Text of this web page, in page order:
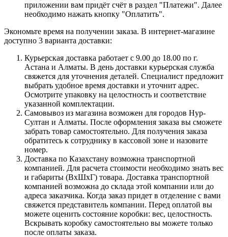
приложении вам придёт счёт в раздел "Платежи". Далее
необходимо нажать кнопку "Оплатить".
Экономьте время на получении заказа. В интернет-магазине
доступно 3 варианта доставки:
Курьерская доставка работает с 9.00 до 18.00 по г.
Астана и Алматы. В день доставки курьерская служба
свяжется для уточнения деталей. Специалист предложит
выбрать удобное время доставки и уточнит адрес.
Осмотрите упаковку на целостность и соответствие
указанной комплектации.
Самовывоз из магазина возможен для городов Нур-
Султан и Алматы. После оформления заказа вы сможете
забрать товар самостоятельно. Для получения заказа
обратитесь к сотруднику в кассовой зоне и назовите
номер.
Доставка по Казахстану возможна транспортной
компанией. Для расчета стоимости необходимо знать вес
и габариты (ВхШхГ) товара. Доставка транспортной
компанией возможна до склада этой компании или до
адреса заказчика. Когда заказ придет в отделение с вами
свяжется представитель компании. Перед оплатой вы
можете оценить состояние коробки: вес, целостность.
Вскрывать коробку самостоятельно вы можете только
после оплаты заказа.